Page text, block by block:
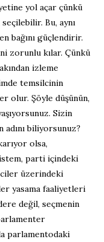
yol açar çünkü
Bu, aynı
bağını güçlendirir.
zorunlu kılar. Çünkü
izleme
temsilcinin
olur. Şöyle düşünün,
Sizin
biliyorsunuz?
olsa,
parti içindeki
üzerindeki
yasama faaliyetleri
değil, seçmenin
parlamentodaki